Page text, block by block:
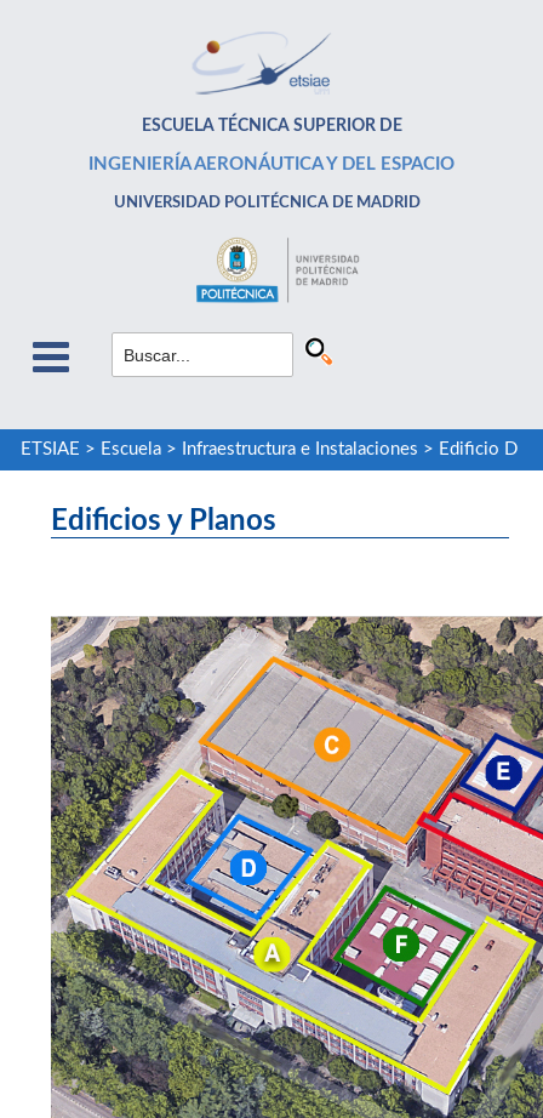
ESCUELA TÉCNICA SUPERIOR DE
INGENIERÍA AERONÁUTICA Y DEL ESPACIO
UNIVERSIDAD POLITÉCNICA DE MADRID
ETSIAE > Escuela> Infraestructura e Instalaciones > Edificio D
Edificios y Planos